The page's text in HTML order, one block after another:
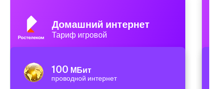
Домашний интернет
Тариф игровой
100 МБит
проводной интернет